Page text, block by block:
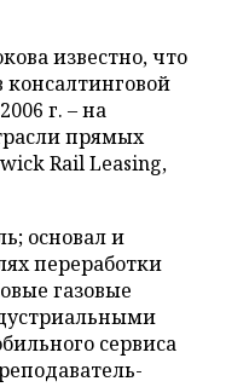
известно, что
консалтинговой
г. –на
прямых
Rail Leasing,
основал и
переработки
газовые
сервиса